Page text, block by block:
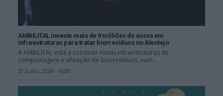
AMBILITAL investe mais de 9 milhões de euros em
infraestruturas para tratar biorresíduos no Alentejo
A AMBILITAL está a construir novas infraestruturas de
compostagem e afinação de biorresíduos, num...
31 Julho, 2026 - 16:00